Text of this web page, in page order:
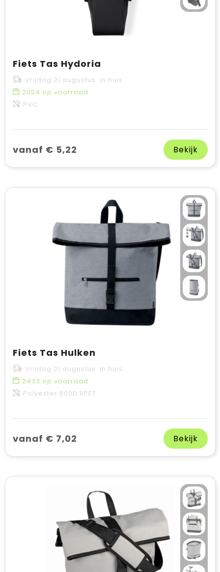
Fiets Tas Hydoria
Vrijdag 21 augustus in huis
2054 op voorraad
PVC
vanaf € 5,22 Bekijk
Fiets Tas Hulken
Vrijdag 21 augustus in huis
2433 op voorraad
Polyester 600D RPET
vanaf € 7,02 Bekijk